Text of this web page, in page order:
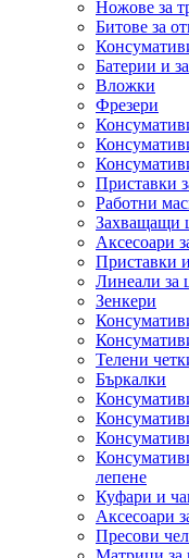
Ножове за
Битове за
Батерии и
Вложки
Фрезери
Приставки
Работни
Захващащи
Аксесоари
Приставки
Линеали за
Зенкери
Телени
Бъркалки
лепене
Куфари и
Аксесоари
Пресови